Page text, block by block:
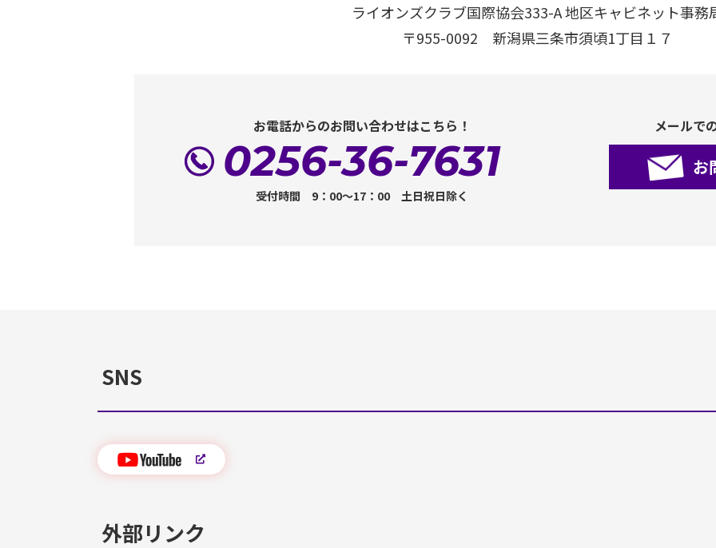
ライオンズクラブ国際協会333-A 地区キャビネット事務
〒955-0092 新潟県三条市須頃1丁目１７
お電話からのお問い合わせはこちら！
0256-36-7631
受付時間 9：00～17：00 土日祝日除く
メールで
お
SNS
外部リンク